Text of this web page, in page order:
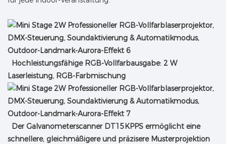
Hochleistungsfähige RGB-Vollfarbausgabe: 2 W
Laserleistung, RGB-Farbmischung
Der Galvanometerscanner DT15KPPS ermöglicht eine
schnellere, gleichmäßigere und präzisere Musterprojektion